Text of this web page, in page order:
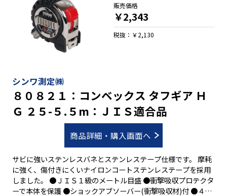
シンワ測定㈱
８０８２１：コンベックス タフギア Ｈ
Ｇ ２５-５.５m：ＪＩＳ適合品
商品詳細・購入画面へ
サビに強いステンレスバネとステンレステープ仕様です。 摩耗
に強く、傷付きにくいナイロンコートステンレステープを採用
しました。 ●ＪＩＳ１級のメートル目盛 ●衝撃吸収プロテクタ
ーで本体を保護 ●ショックアブソーバー(衝撃吸収材)付 ●４５
販売価格
￥2,343
税抜：￥2,130